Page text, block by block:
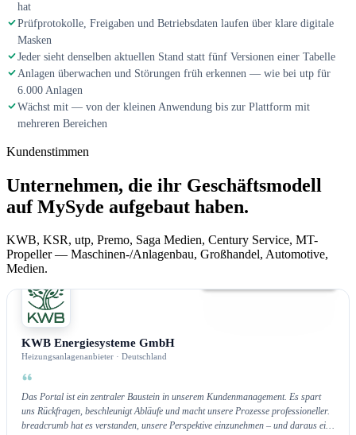
hat
Prüfprotokolle, Freigaben und Betriebsdaten laufen über klare digitale
Masken
Jeder sieht denselben aktuellen Stand statt fünf Versionen einer Tabelle
Anlagen überwachen und Störungen früh erkennen — wie bei utp für
6.000 Anlagen
Wächst mit — von der kleinen Anwendung bis zur Plattform mit
mehreren Bereichen
Kundenstimmen
Unternehmen, die ihr Geschäftsmodell
auf MySyde aufgebaut haben.
KWB, KSR, utp, Premo, Saga Medien, Century Service, MT-
Propeller — Maschinen-/Anlagenbau, Großhandel, Automotive,
Medien.
Kundenportal
KWB Energiesysteme GmbH
Heizungsanlagenanbieter · Deutschland
Das Portal ist ein zentraler Baustein in unserem Kundenmanagement. Es spart
uns Rückfragen, beschleunigt Abläufe und macht unsere Prozesse professioneller.
breadcrumb hat es verstanden, unsere Perspektive einzunehmen – und daraus eine